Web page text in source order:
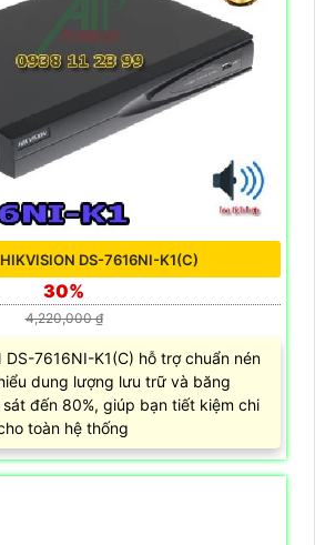
DS-7616NI-K1(C)
30%
4,220,000 ₫
DS-7616NI-K1(C) hỗ trợ chuẩn nén
dung lượng lưu trữ và băng
đến 80%, giúp bạn tiết kiệm chi
toàn hệ thống